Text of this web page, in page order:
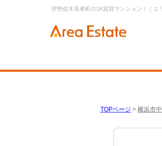
伊勢佐木長者町の1K賃貸マンション！｜エ
TOPページ > 横浜市